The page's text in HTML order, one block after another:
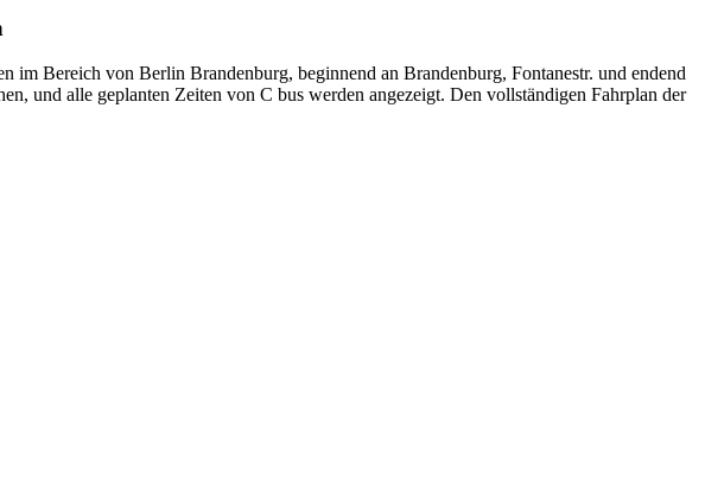
Bereich von Berlin Brandenburg, beginnend an Brandenburg, Fontanestr. und endend
und alle geplanten Zeiten von C bus werden angezeigt. Den vollständigen Fahrplan der